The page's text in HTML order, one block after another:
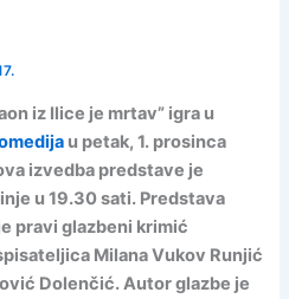
iz Ilice je mrtav” igra u
u petak, 1. prosinca
izvedba predstave je
u 19.30 sati. Predstava
pravi glazbeni krimić
Milana Vukov Runjić
Dolenčić. Autor glazbe je